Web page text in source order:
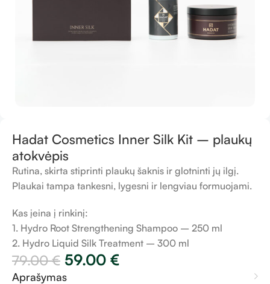
Hadat Cosmetics Inner Silk Kit – plaukų
atokvėpis
Rutina, skirta stiprinti plaukų šaknis ir glotninti jų ilgį.
Plaukai tampa tankesni, lygesni ir lengviau formuojami.
Kas įeina į rinkinį:
1. Hydro Root Strengthening Shampoo – 250 ml
2. Hydro Liquid Silk Treatment – 300 ml
79.00€ 59.00 €
Aprašymas